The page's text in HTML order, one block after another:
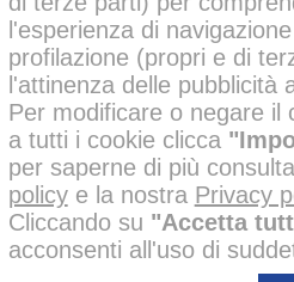
Pagamenti sicuri con carta di credito
Alcune immagini di questo sito
sfondi o migliorate nelle
artificiale per finalità creative e
Tutti i nostri prodotti presenti nelle
stati modificati o alterati; inoltre i
stati ideati e disegnatiesclusivamente
l'esperienza di
profilazione (propri e di
l'attinenza delle pubblicità
Per modificare o negare il
a tutti i cookie clicca
per saperne di più
policye la nostra Privacy
Cliccando su "Accetta
acconsenti all'uso di